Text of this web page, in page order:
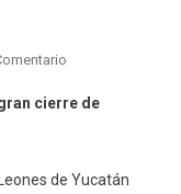
En
LUEKE,
LUJO
cierre de
de Yucatán